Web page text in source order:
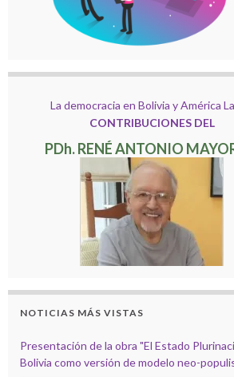
La democracia en Bolivia y América
CONTRIBUCIONES DEL
PDh. RENÉ ANTONIO
NOTICIAS MÁS VISTAS
Presentación de la obra "El Estado
Bolivia como versión de modelo neo-